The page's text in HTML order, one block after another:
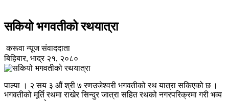
सकियो भगवतीको रथयात्रा
करूवा न्यूज संवाददाता
बिहिबार, भाद्र २१, २०८०
पाल्पा । २ सय ३ औं श्री ७ रणउजेश्वरी भगवतीको रथ यात्रा सकिएको छ ।
भगवतीको मूर्ति रथमा राखेर सिन्दुर जात्रा सहित रथको नगरपरिक्रमा गरी भव्य